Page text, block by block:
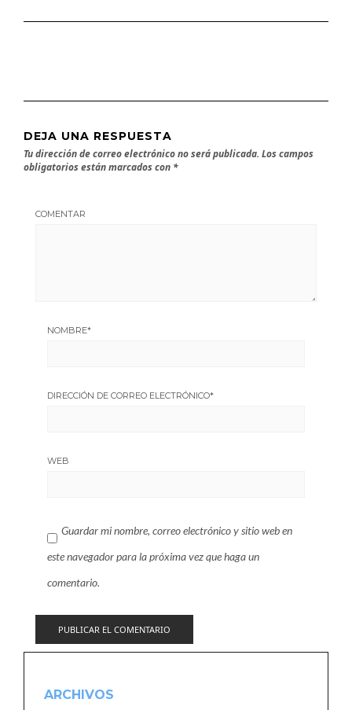
DEJA UNA RESPUESTA
Tu dirección de correo electrónico no será publicada. Los campos
obligatorios están marcados con *
COMENTAR
NOMBRE*
DIRECCIÓN DE CORREO ELECTRÓNICO*
WEB
Guardar mi nombre, correo electrónico y sitio web en
este navegador para la próxima vez que haga un
comentario.
ARCHIVOS